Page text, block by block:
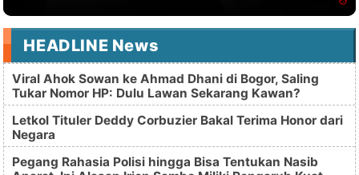
HEADLINE News
Viral Ahok Sowan ke Ahmad Dhani di Bogor, Saling
Tukar Nomor HP: Dulu Lawan Sekarang Kawan?
Letkol Tituler Deddy Corbuzier Bakal Terima Honor dari
Negara
Pegang Rahasia Polisi hingga Bisa Tentukan Nasib